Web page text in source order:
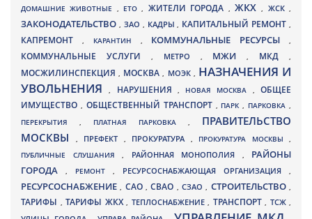
ДОМАШНИЕ ЖИВОТНЫЕ , ЕТО, ЖИТЕЛИ ГОРОДА , ЖКХ, ЖСК,
ЗАКОНОДАТЕЛЬСТВО , ЗАО , КАДРЫ, КАПИТАЛЬНЫЙ РЕМОНТ ,
КАПРЕМОНТ , КАРАНТИН , КОММУНАЛЬНЫЕ РЕСУРСЫ,
КОММУНАЛЬНЫЕ УСЛУГИ , МЕТРО , МЖИ, МКД ,
МОСЖИЛИНСПЕКЦИЯ, МОСКВА , МОЭК , НАЗНАЧЕНИЯ И
УВОЛЬНЕНИЯ, НАРУШЕНИЯ , НОВАЯ МОСКВА ,ОБЩЕЕ
ИМУЩЕСТВО , ОБЩЕСТВЕННЫЙ ТРАНСПОРТ , ПАРК, ПАРКОВКА ,
ПЕРЕКРЫТИЯ , ПЛАТНАЯ ПАРКОВКА , ПРАВИТЕЛЬСТВО
МОСКВЫ
, ПРЕФЕКТ , ПРОКУРАТУРА , ПРОКУРАТУРА МОСКВЫ ,
ПУБЛИЧНЫЕ СЛУШАНИЯ , РАЙОННАЯ МОНОПОЛИЯ , РАЙОНЫ
ГОРОДА
, РЕМОНТ , РЕСУРСОСНАБЖАЮЩАЯ ОРГАНИЗАЦИЯ ,
РЕСУРСОСНАБЖЕНИЕ, САО,СВАО ,СЗАО, СТРОИТЕЛЬСТВО,
ТАРИФЫ , ТАРИФЫ ЖКХ , ТЕПЛОСНАБЖЕНИЕ , ТРАНСПОРТ , ТСЖ ,